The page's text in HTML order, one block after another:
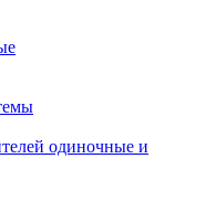
одиночные и